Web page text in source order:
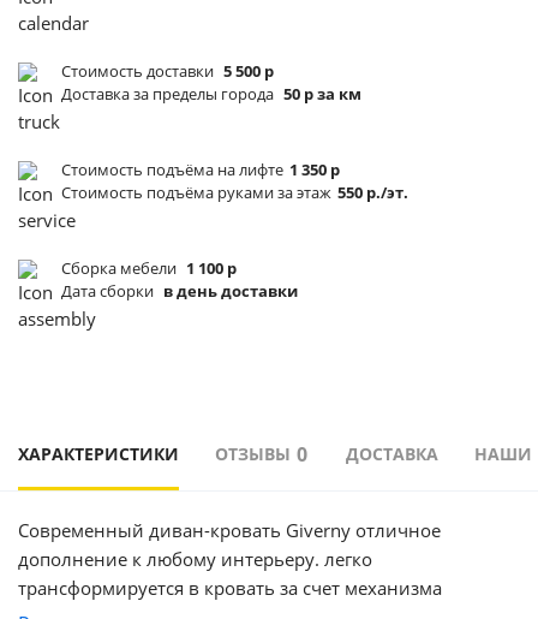
Стоимость доставки 5 500 р
Доставка за пределы города 50 р за км
Стоимость подъёма на лифте 1 350 р
Стоимость подъёма руками за этаж 550 р./эт.
Сборка мебели 1 100 р
Дата сборки в день доставки
ХАРАКТЕРИСТИКИ ОТЗЫВЫ 0 ДОСТАВКА НАШИ
Современный диван-кровать Giverny отличное
дополнение к любому интерьеру. легко
трансформируется в кровать за счет механизма